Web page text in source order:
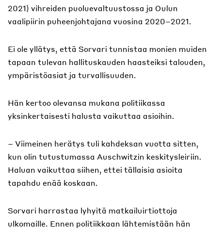
2021) vihreiden puoluevaltuustossa ja Oulun
vaalipiirin puheenjohtajana vuosina 2020–2021.
Ei ole yllätys, että Sorvari tunnistaa monien muiden
tapaan tulevan hallituskauden haasteiksi talouden,
ympäristöasiat ja turvallisuuden.
Hän kertoo olevansa mukana politiikassa
yksinkertaisesti halusta vaikuttaa asioihin.
– Viimeinen herätys tuli kahdeksan vuotta sitten,
kun olin tutustumassa Auschwitzin keskitysleiriin.
Haluan vaikuttaa siihen, ettei tällaisia asioita
tapahdu enää koskaan.
Sorvari harrastaa lyhyitä matkailuirtiottoja
ulkomaille. Ennen politiikkaan lähtemistään hän